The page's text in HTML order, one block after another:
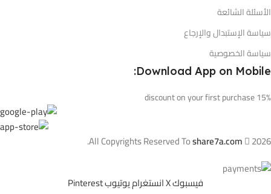
الأسئلة الشائعة
سياسة الإستبدال والإرجاع
سياسة الخصوصية
Download App on Mobile:
15% discount on your first purchase
All Copyrights Reserved Toshare7a.com 2026.
فيسبوكXانستغراميوتيوبPinterest